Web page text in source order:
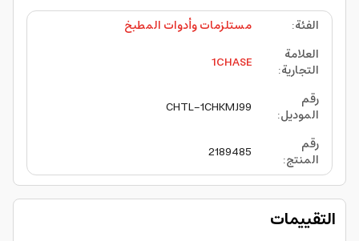
الفئة:
مستلزمات وأدوات المطبخ
العلامة
التجارية:
1CHASE
رقم
الموديل:
CHTL-1CHKMJ99
رقم
المنتج:
2189485
التقييمات